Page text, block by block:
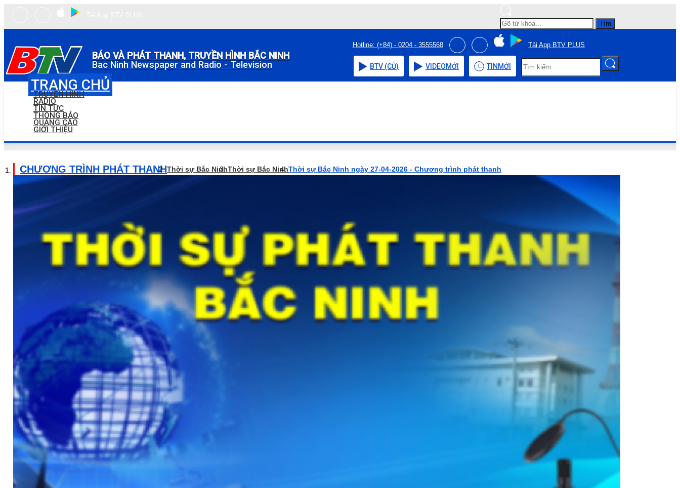
Tìm
BÁO VÀ PHÁT THANH, TRUYỀN HÌNH BẮC NINH
Bac Ninh Newspaper and Radio - Television
Hotline: (+84) - 0204 - 3555568 Tải App BTV PLUS
BTV (CŨ) VIDEOMỚI TIN MỚI
TRANG CHỦ
TRUYỀN HÌNH
RADIO
TIN TỨC
THÔNG BÁO
QUẢNG CÁO
GIỚI THIỆU
CHƯƠNG TRÌNH PHÁT THANHThời sự Bắc NinhThời sự Bắc NinhThời sự Bắc Ninh ngày 27-04-2026 - Chương trình phát thanh